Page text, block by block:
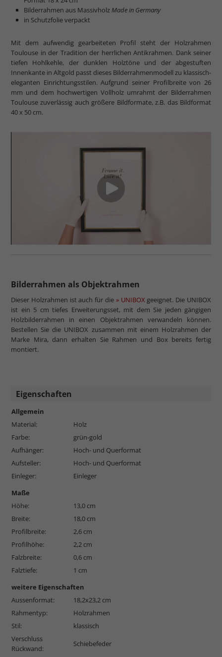
Bilderrahmen aus MassivholzMade in Germany
in Schutzfolie verpackt
Mit dem aufwendig gearbeiteten Profil steht der Holzrahmen
Toulouse in der Tradition der herrlichen Antikrahmen. Dank seiner
tiefen Hohlkehle, der dunklen Holztöne und der abgestuften
Innenkante in Altgold passt dieses Bilderrahmenmodell zu klassisch-
eleganten Einrichtungsstilen. Aufgrund seiner Profilbreite von 26
mm und dem hochwertigen Vollholz umrahmt der Bilderrahmen
Toulouse zuverlässig auch größere Bildformate, z.B. das Bildformat
40 x 50 cm.
Bilderrahmen als Objektrahmen
Dieser Holzrahmen ist auch für die » UNIBOX geeignet. Die UNIBOX
ist ein 5 cm tiefes Erweiterungsset, mit dem Sie jeden gängigen
Holzbilderrahmen in einen Objektrahmen verwandeln können.
Bestellen Sie die UNIBOX zusammen mit einem Holzrahmen der
Marke Mira, dann erhalten Sie Rahmen und Box bereits fertig
montiert.
Eigenschaften
Allgemein
Material:
Holz
Farbe:
grün-gold
Aufhänger:
Hoch- und Querformat
Aufsteller:
Hoch- und Querformat
Einleger:
Einleger
Maße
Höhe:
13,0 cm
Breite:
18,0 cm
Profilbreite:
2,6 cm
Profilhöhe:
2,2 cm
Falzbreite:
0,6 cm
Falztiefe:
1 cm
weitere Eigenschaften
Aussenformat:
18,2x23,2 cm
Rahmentyp:
Holzrahmen
Stil:
klassisch
Verschluss
Rückwand:
Schiebefeder